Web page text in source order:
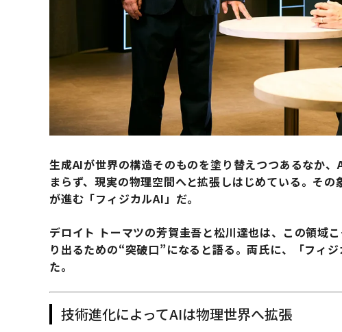
生成AIが世界の構造そのものを塗り替えつつあるなか
まらず、現実の物理空間へと拡張しはじめている。そ
が進む「フィジカルAI」だ。
デロイト トーマツの芳賀圭吾と松川達也は、この領域
り出るための“突破口”になると語る。両氏に、「フィ
た。
技術進化によってAIは物理世界へ拡張